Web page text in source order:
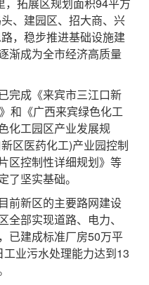
、建园区、招大商、兴
，稳步推进基础设施建
渐成为全市经济高质量
成《来宾市三江口新
和《广西来宾绿色化工
化工园区产业发展规
区医药化工)产业园控制
区控制性详细规划》等
了坚实基础。
新区的主要路网建设
部实现道路、电力、
已建成标准厂房50万平
业污水处理能力达到13